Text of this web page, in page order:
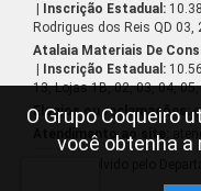
O Grupo Coqueiro
você obtenha a
| Inscrição Estadual:
Rodrigues dos Reis QD 03,
Atalaia Materiais De
| Inscrição Estadual:
13, Lojas 1B, 02, 03, 04,
Elogios ou reclamações:
Atendimento ao site:
Desenvolvido pelo